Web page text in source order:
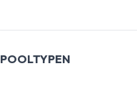
POOLTYPEN